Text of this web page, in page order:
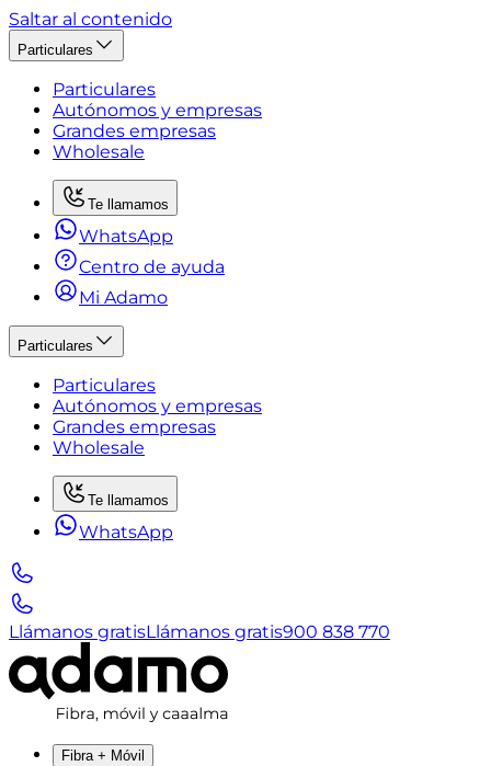
Saltar al contenido
Particulares
Particulares
Autónomos y empresas
Grandes empresas
Wholesale
Te llamamos
WhatsApp
Centro de ayuda
Mi Adamo
Particulares
Particulares
Autónomos y empresas
Grandes empresas
Wholesale
Te llamamos
WhatsApp
Llámanos gratisLlámanos gratis900 838 770
Fibra + Móvil